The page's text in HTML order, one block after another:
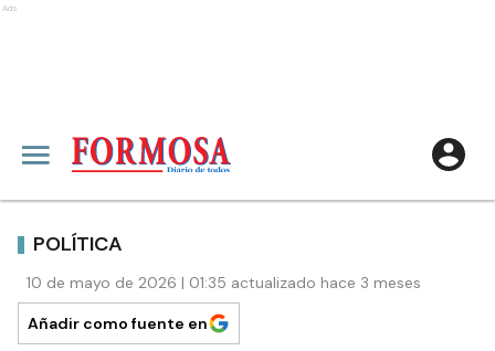
Ads
POLÍTICA
10 de mayo de 2026 | 01:35 actualizado hace 3 meses
Añadir como fuente en